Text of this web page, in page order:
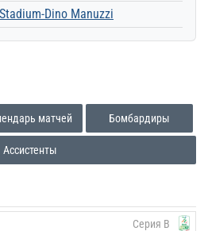
Dino Manuzzi
матчей Бомбардиры
Ассистенты
Серия B